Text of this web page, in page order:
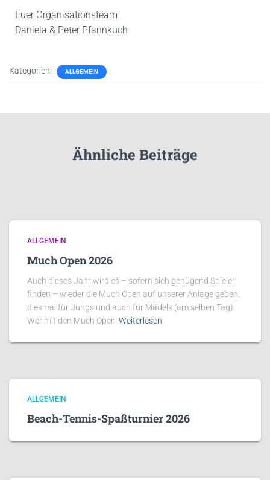
Euer Organisationsteam
Daniela & Peter Pfannkuch
Kategorien: ALLGEMEIN
Ähnliche Beiträge
ALLGEMEIN
Much Open 2026
Auch dieses Jahr wird es – sofern sich genügend Spieler
finden – wieder die Much Open auf unserer Anlage geben,
diesmal für Jungs und auch für Mädels (am selben Tag).
Wer mit den Much Open Weiterlesen
ALLGEMEIN
Beach-Tennis-Spaßturnier 2026